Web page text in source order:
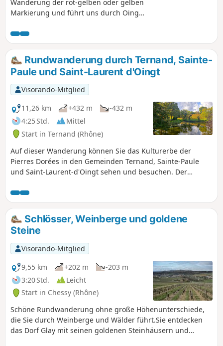
Wanderung der rot-gelben oder gelben
Markierung und führt uns durch Oingt,
goldenem Stein mit einer romanischen
Kirche und zahlreichen
Kunsthandwerksgeschäften. Die
Wanderung verläuft hauptsächlich auf
Wanderwegen, Pfaden und wenig
begehenen kleinen Straßen, mit
Ausnahme der D116, an der man
entlanggehen und die man nach dem
Abstieg vom Col du Chêne überqueren
muss. Die Wanderung endet mit einem
steilen Aufstieg … sparen Sie sich also
noch etwas Kraft für den Schluss auf.
Rundwanderung durch Ternand, Sainte-
Paule und Saint-Laurent d'Oingt
Visorando-Mitglied
11,26 km
+432 m
-432 m
4:25 Std.
Mittel
Start in Ternand (Rhône)
Auf dieser Wanderung können Sie das Kulturerbe der
Pierres Dorées in den Gemeinden Ternand, Sainte-Paule
und Saint-Laurent-d'Oingt sehen und besuchen. Der
nicht enthalten.
Schlösser, Weinberge und goldene
Steine
Visorando-Mitglied
9,55 km
+202 m
-203 m
3:20 Std.
Leicht
Start in Chessy (Rhône)
Schöne Rundwanderung ohne große Höhenunterschiede,
die Sie durch Weinberge und Wälder führt.Sie entdecken
das Dorf Glay mit seinen goldenen Steinhäusern und